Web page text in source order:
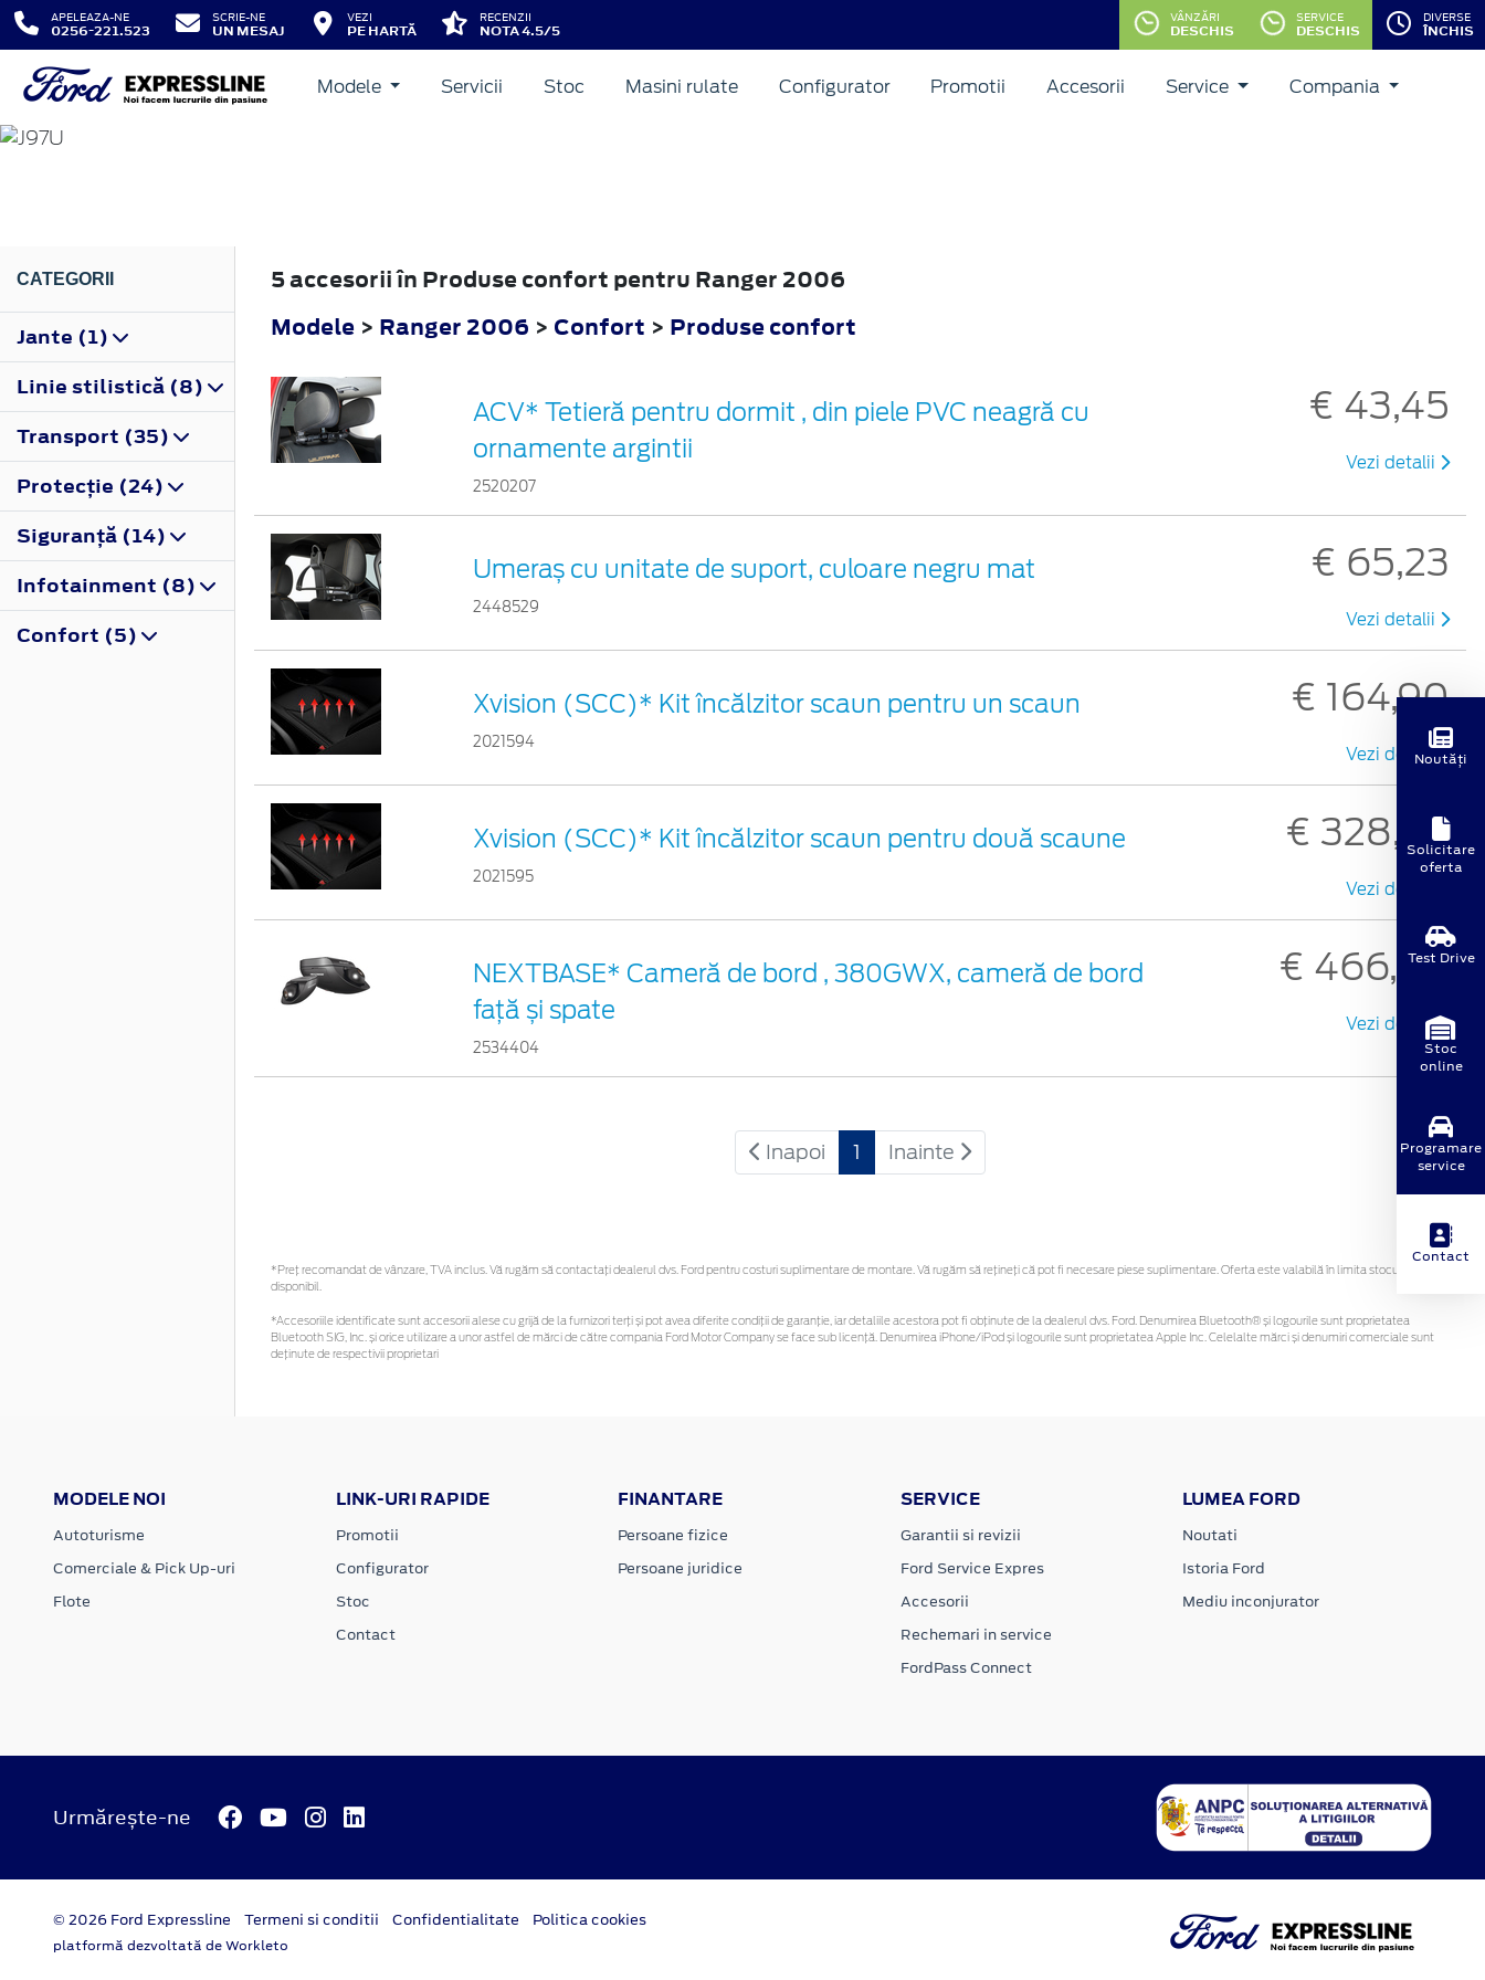
APELEAZA-NE
0256-221.523
SCRIE-NE
UN MESAJ
VEZI
PE HARTĂ
RECENZII
NOTA 4.5/5
VÂNZĂRI
DESCHIS
SERVICE
DESCHIS
DIVERSE
ÎNCHIS
Modele Servicii Stoc Masini rulate Configurator Promotii Accesorii Service Compania
RANGER
CATEGORII
Jante (1)
Linie stilistică (8)
Transport (35)
Protecţie (24)
Siguranţă (14)
Infotainment (8)
Confort (5)
5 accesorii în Produse confort pentru Ranger 2006
Modele > Ranger 2006 > Confort > Produse confort
ACV* Tetieră pentru dormit , din piele PVC neagră cu
ornamente argintii
2520207
€ 43,45
Vezi detalii
Umeraș cu unitate de suport, culoare negru mat
2448529
€ 65,23
Vezi detalii
Xvision (SCC)* Kit încălzitor scaun pentru un scaun
2021594
€ 164,90
Vezi detalii
Xvision (SCC)* Kit încălzitor scaun pentru două scaune
2021595
€ 328,49
Vezi detalii
NEXTBASE* Cameră de bord , 380GWX, cameră de bord
față și spate
2534404
€ 466,50
Vezi detalii
Inapoi 1 Inainte
*Preţ recomandat de vânzare, TVA inclus. Vă rugăm să contactaţi dealerul dvs. Ford pentru costuri suplimentare de montare. Vă rugăm să rețineți că pot fi necesare piese suplimentare. Oferta este valabilă în limita stocului
disponibil.
*Accesoriile identificate sunt accesorii alese cu grijă de la furnizori terți și pot avea diferite condiții de garanție, iar detaliile acestora pot fi obținute de la dealerul dvs. Ford. Denumirea Bluetooth® și logourile sunt proprietatea
Bluetooth SIG, Inc. și orice utilizare a unor astfel de mărci de către compania Ford Motor Company se face sub licență. Denumirea iPhone/iPod și logourile sunt proprietatea Apple Inc. Celelalte mărci și denumiri comerciale sunt
deținute de respectivii proprietari
MODELE NOI
Autoturisme
Comerciale & Pick Up-uri
Flote
LINK-URI RAPIDE
Promotii
Configurator
Stoc
Contact
FINANTARE
Persoane fizice
Persoane juridice
SERVICE
Garantii si revizii
Ford Service Expres
Accesorii
Rechemari in service
FordPass Connect
LUMEA FORD
Noutati
Istoria Ford
Mediu inconjurator
Urmărește-ne
© 2026 Ford Expressline Termeni si conditii Confidentialitate Politica cookies
platformă dezvoltată de Workleto
Noutăți
Solicitare
oferta
Test Drive
Stoc
online
Programare
service
Contact